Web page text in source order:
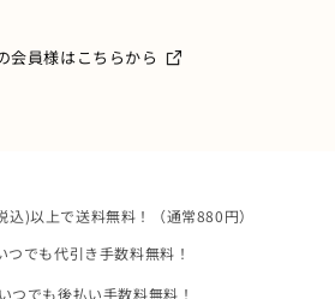
シー
会員様はこちらから
)以上で送料無料！（通常880円）
つでも代引き手数料無料！
いつでも後払い手数料無料！